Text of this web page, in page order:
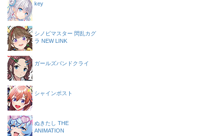
key
シノビマスター 閃乱カグ
ラ NEW LINK
ガールズバンドクライ
シャインポスト
ぬきたし THE
ANIMATION